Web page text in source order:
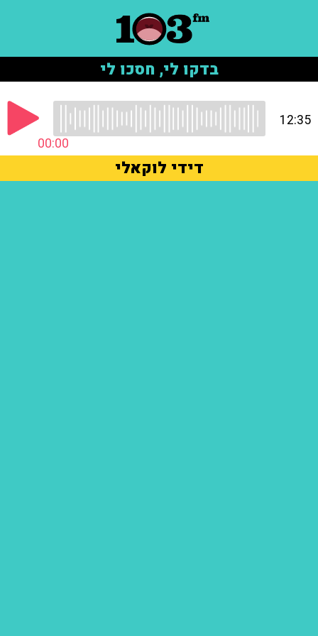
בדקו לי, חסכו לי
00:00
12:35
דידי לוקאלי